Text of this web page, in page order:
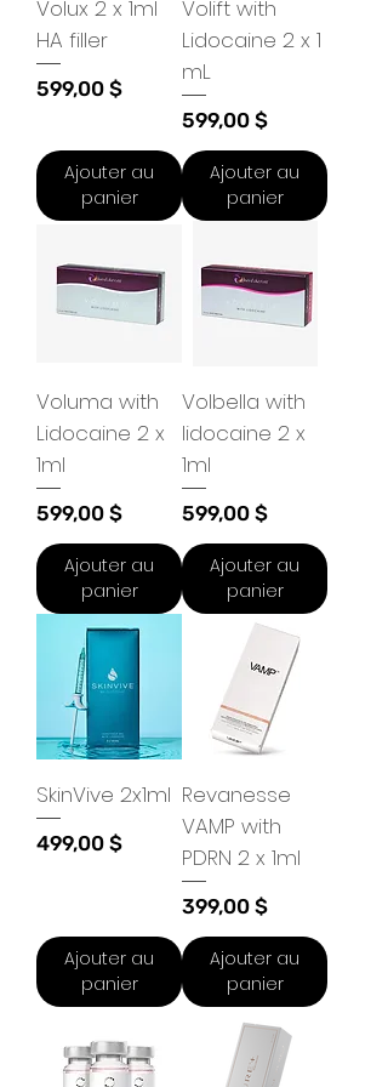
Volux 2 x 1ml
HA filler
Prix
599,00 $
Ajouter au
panier
Volift with
Lidocaine 2 x 1
mL
Prix
599,00 $
Ajouter au
panier
Voluma with
Lidocaine 2 x
1ml
Prix
599,00 $
Ajouter au
panier
Volbella with
lidocaine 2 x
1ml
Prix
599,00 $
Ajouter au
panier
SkinVive 2x1ml
Prix
499,00 $
Ajouter au
panier
Revanesse
VAMP with
PDRN 2 x 1ml
Prix
399,00 $
Ajouter au
panier